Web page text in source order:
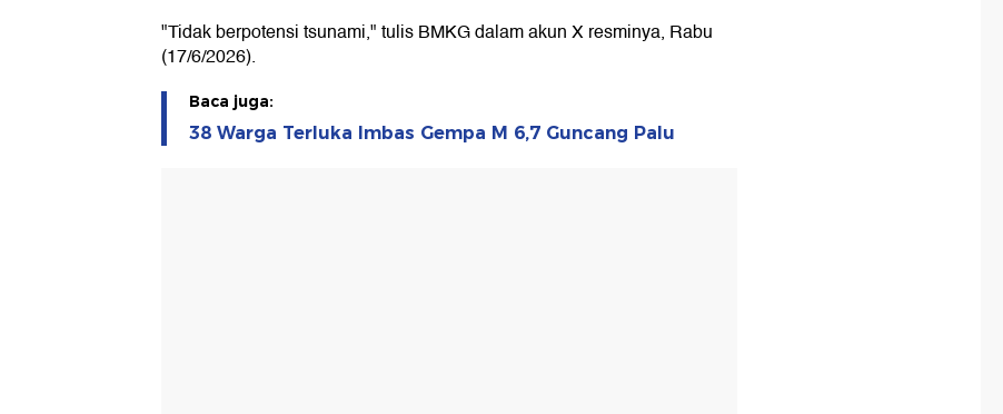
"Tidak berpotensi tsunami," tulis BMKG dalam akun X resminya, Rabu
(17/6/2026).
Baca juga:
38 Warga Terluka Imbas Gempa M 6,7 Guncang Palu